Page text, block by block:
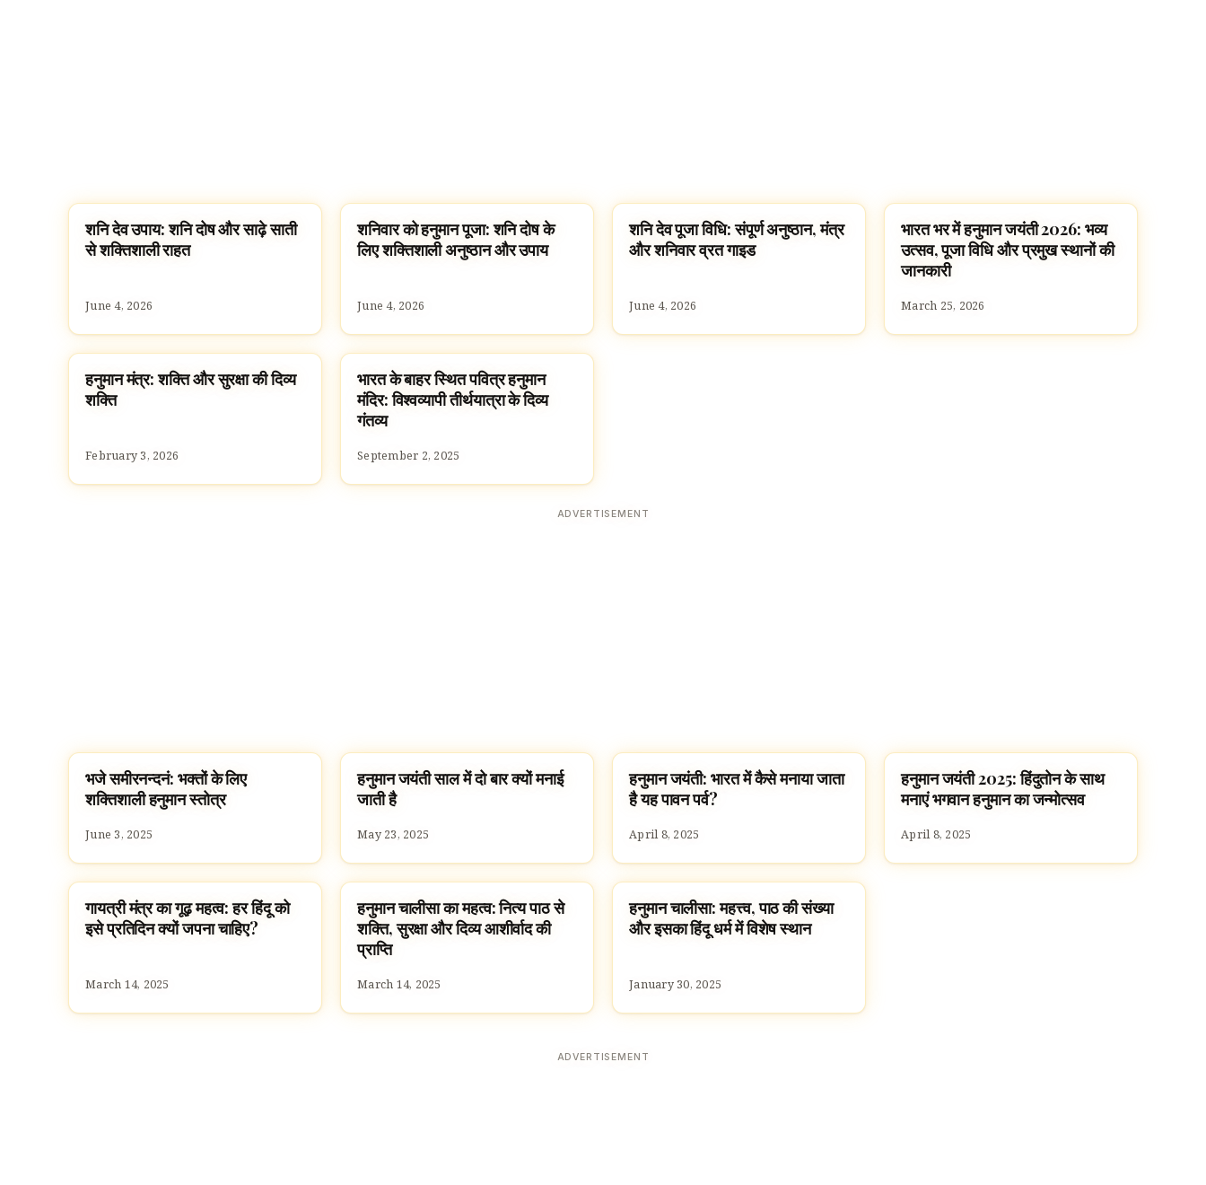
ज्योतिष
शनि देव उपाय: शनि दोष और साढ़े साती
से शक्तिशाली राहत
June 4, 2026
पूजा, श्लोक और मंत्र
शनिवार को हनुमान पूजा: शनि दोष के
लिए शक्तिशाली अनुष्ठान और उपाय
June 4, 2026
पूजा, श्लोक और मंत्र
शनि देव पूजा विधि: संपूर्ण अनुष्ठान, मंत्र
और शनिवार व्रत गाइड
June 4, 2026
FESTIVALS
भारत भर में हनुमान जयंती 2026: भव्य
उत्सव, पूजा विधि और प्रमुख स्थानों की
जानकारी
March 25, 2026
SLOKAS AND MANTRAS
हनुमान मंत्र: शक्ति और सुरक्षा की दिव्य
शक्ति
February 3, 2026
TEMPLES
भारत के बाहर स्थित पवित्र हनुमान
मंदिर: विश्वव्यापी तीर्थयात्रा के दिव्य
गंतव्य
September 2, 2025
ADVERTISEMENT
SLOKAS AND MANTRAS
भजे समीरनन्दनं: भक्तों के लिए
शक्तिशाली हनुमान स्तोत्र
June 3, 2025
FESTIVALS
हनुमान जयंती साल में दो बार क्यों मनाई
जाती है
May 23, 2025
FESTIVALS
हनुमान जयंती: भारत में कैसे मनाया जाता
है यह पावन पर्व?
April 8, 2025
HINDU GODS
हनुमान जयंती 2025: हिंदुतोन के साथ
मनाएं भगवान हनुमान का जन्मोत्सव
April 8, 2025
SLOKAS AND MANTRAS
गायत्री मंत्र का गूढ़ महत्व: हर हिंदू को
इसे प्रतिदिन क्यों जपना चाहिए?
March 14, 2025
FESTIVALS
हनुमान चालीसा का महत्व: नित्य पाठ से
शक्ति, सुरक्षा और दिव्य आशीर्वाद की
प्राप्ति
March 14, 2025
HINDUISM
हनुमान चालीसा: महत्त्व, पाठ की संख्या
और इसका हिंदू धर्म में विशेष स्थान
January 30, 2025
ADVERTISEMENT